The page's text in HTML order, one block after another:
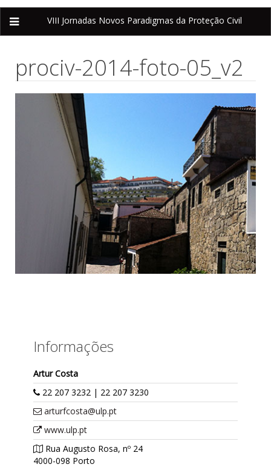
VIII Jornadas Novos Paradigmas da Proteção Civil
prociv-2014-foto-05_v2
Informações
Artur Costa
22 207 3232 | 22 207 3230
arturfcosta@ulp.pt
www.ulp.pt
Rua Augusto Rosa, nº 24
4000-098 Porto